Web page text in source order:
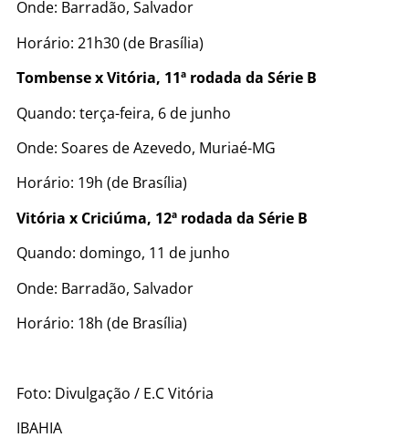
Onde: Barradão, Salvador
Horário: 21h30 (de Brasília)
Tombense x Vitória, 11ª rodada da Série B
Quando: terça-feira, 6 de junho
Onde: Soares de Azevedo, Muriaé-MG
Horário: 19h (de Brasília)
Vitória x Criciúma, 12ª rodada da Série B
Quando: domingo, 11 de junho
Onde: Barradão, Salvador
Horário: 18h (de Brasília)
Foto: Divulgação / E.C Vitória
IBAHIA